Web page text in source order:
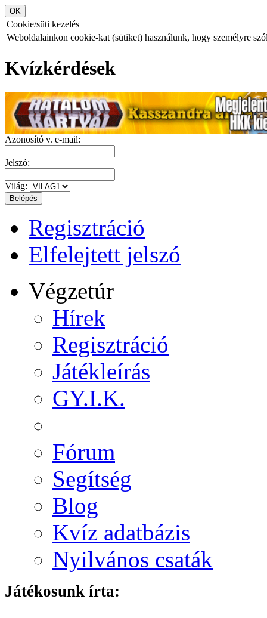
Cookie/süti kezelés
Weboldalainkon cookie-kat (sütiket) használunk, hogy személyre
Kvízkérdések
Azonosító v. e-mail:
Jelszó:
Világ:
Regisztráció
Elfelejtett jelszó
Végzetúr
Hírek
Regisztráció
Játékleírás
GY.I.K.
Fórum
Segítség
Blog
Kvíz adatbázis
Nyilvános csaták
Játékosunk írta: